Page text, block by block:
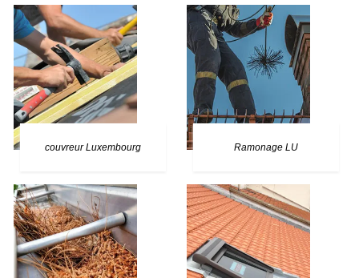
couvreur Luxembourg Ramonage LU